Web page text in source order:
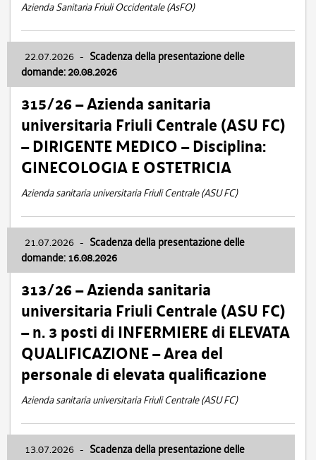
Azienda Sanitaria Friuli Occidentale (AsFO)
22.07.2026 - Scadenza della presentazione delle
domande: 20.08.2026
315/26 – Azienda sanitaria
universitaria Friuli Centrale (ASU FC)
– DIRIGENTE MEDICO – Disciplina:
GINECOLOGIA E OSTETRICIA
Azienda sanitaria universitaria Friuli Centrale (ASU FC)
21.07.2026 - Scadenza della presentazione delle
domande: 16.08.2026
313/26 – Azienda sanitaria
universitaria Friuli Centrale (ASU FC)
– n. 3 posti di INFERMIERE di ELEVATA
QUALIFICAZIONE – Area del
personale di elevata qualificazione
Azienda sanitaria universitaria Friuli Centrale (ASU FC)
13.07.2026 - Scadenza della presentazione delle